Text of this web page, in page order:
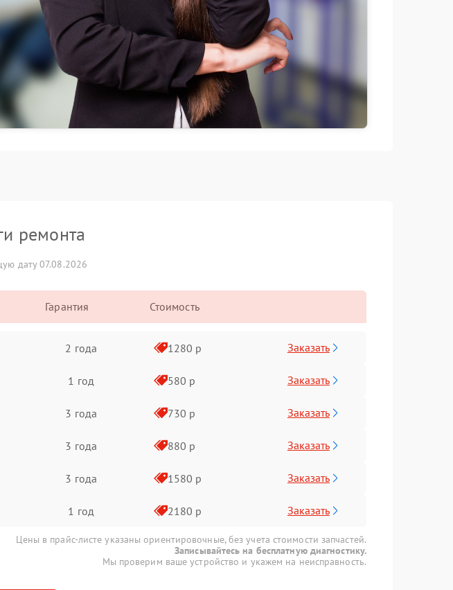
ремонта
дату 07.08.2026
Гарантия Стоимость
2 года 1280 р Заказать
1 год 580 р Заказать
3 года 730 р Заказать
3 года 880 р Заказать
3 года 1580 р Заказать
1 год 2180 р Заказать
Цены в прайс-листе указаны ориентировочные, без учета стоимости запчастей.
Записывайтесь на бесплатную диагностику.
Мы проверим ваше устройство и укажем на неисправность.